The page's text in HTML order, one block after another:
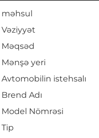
məhsul
Vəziyyət
Məqsəd
Mənşə yeri
Avtomobilin istehsalı
Brend Adı
Model Nömrəsi
Tip